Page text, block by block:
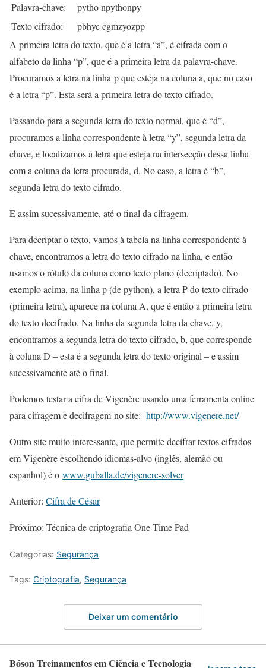
Palavra-chave:
pytho npythonpy
Texto cifrado:
pbhyc cgmzyozpp
A primeira letra do texto, que é a letra “a”, é cifrada com o
alfabeto da linha “p”, que é a primeira letra da palavra-chave.
Procuramos a letra na linha p que esteja na coluna a, que no caso
é a letra “p”. Esta será a primeira letra do texto cifrado.
Passando para a segunda letra do texto normal, que é “d”,
procuramos a linha correspondente à letra “y”, segunda letra da
chave, e localizamos a letra que esteja na intersecção dessa linha
com a coluna da letra procurada, d. No caso, a letra é “b”,
segunda letra do texto cifrado.
E assim sucessivamente, até o final da cifragem.
Para decriptar o texto, vamos à tabela na linha correspondente à
chave, encontramos a letra do texto cifrado na linha, e então
usamos o rótulo da coluna como texto plano (decriptado). No
exemplo acima, na linha p (de python), a letra P do texto cifrado
(primeira letra), aparece na coluna A, que é então a primeira letra
do texto decifrado. Na linha da segunda letra da chave, y,
encontramos a segunda letra do texto cifrado, b, que corresponde
à coluna D – esta é a segunda letra do texto original – e assim
sucessivamente até o final.
Podemos testar a cifra de Vigenère usando uma ferramenta online
para cifragem e decifragem no site: http://www.vigenere.net/
Outro site muito interessante, que permite decifrar textos cifrados
em Vigenère escolhendo idiomas-alvo (inglês, alemão ou
espanhol) é o www.guballa.de/vigenere-solver
Anterior: Cifra de César
Próximo: Técnica de criptografia One Time Pad
Categorias: Segurança
Tags: Criptografia, Segurança
Deixar um comentário
Bóson Treinamentos em Ciência e Tecnologia